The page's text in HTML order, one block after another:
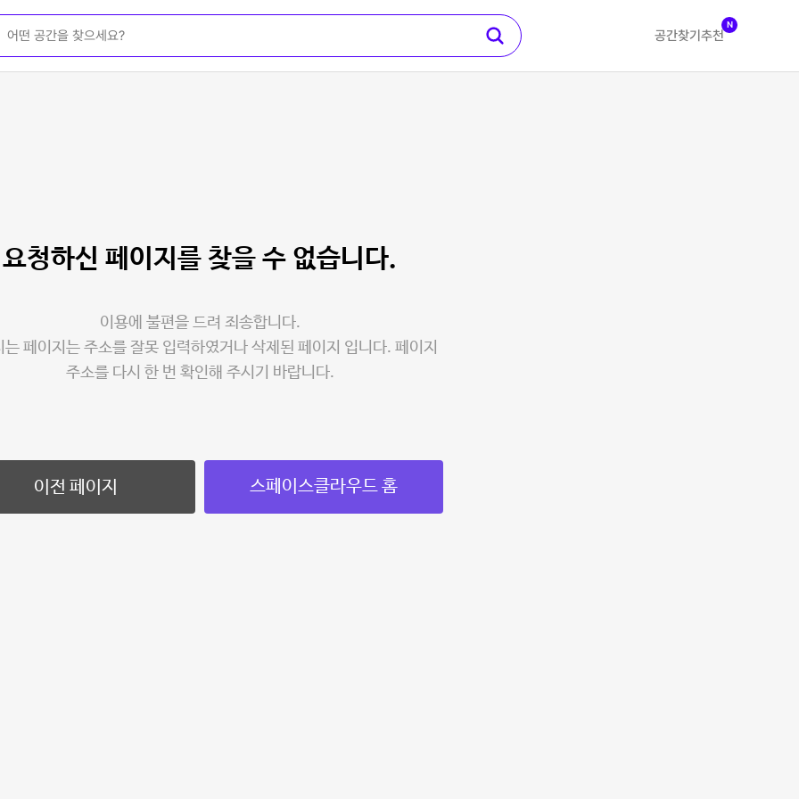
공간찾기 추천
N
요청하신 페이지를 찾을 수 없습니다.
이용에 불편을 드려 죄송합니다.
는 페이지는 주소를 잘못 입력하였거나 삭제된 페이지 입니다. 페이지
주소를 다시 한 번 확인해 주시기 바랍니다.
이전 페이지 스페이스클라우드 홈